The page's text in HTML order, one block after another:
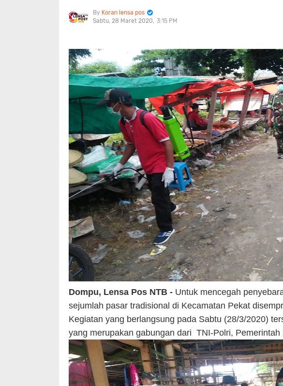
Koran lensa pos
Sabtu, 28 Maret 2020
3:15 PM
Dompu, Lensa Pos NTB - Untuk mencegah
sejumlah pasar tradisional di Kecamatan Pekat
Kegiatan yang berlangsung pada Sabtu (28/3/2020)
yang merupakan gabungan dari TNI-Polri,